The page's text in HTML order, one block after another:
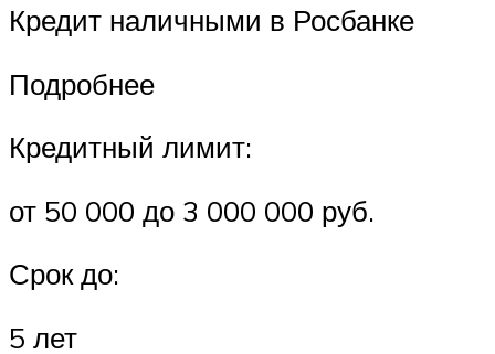
Кредит наличными в Росбанке
Подробнее
Кредитный лимит:
от 50 000 до 3 000 000 руб.
Срок до:
5 лет